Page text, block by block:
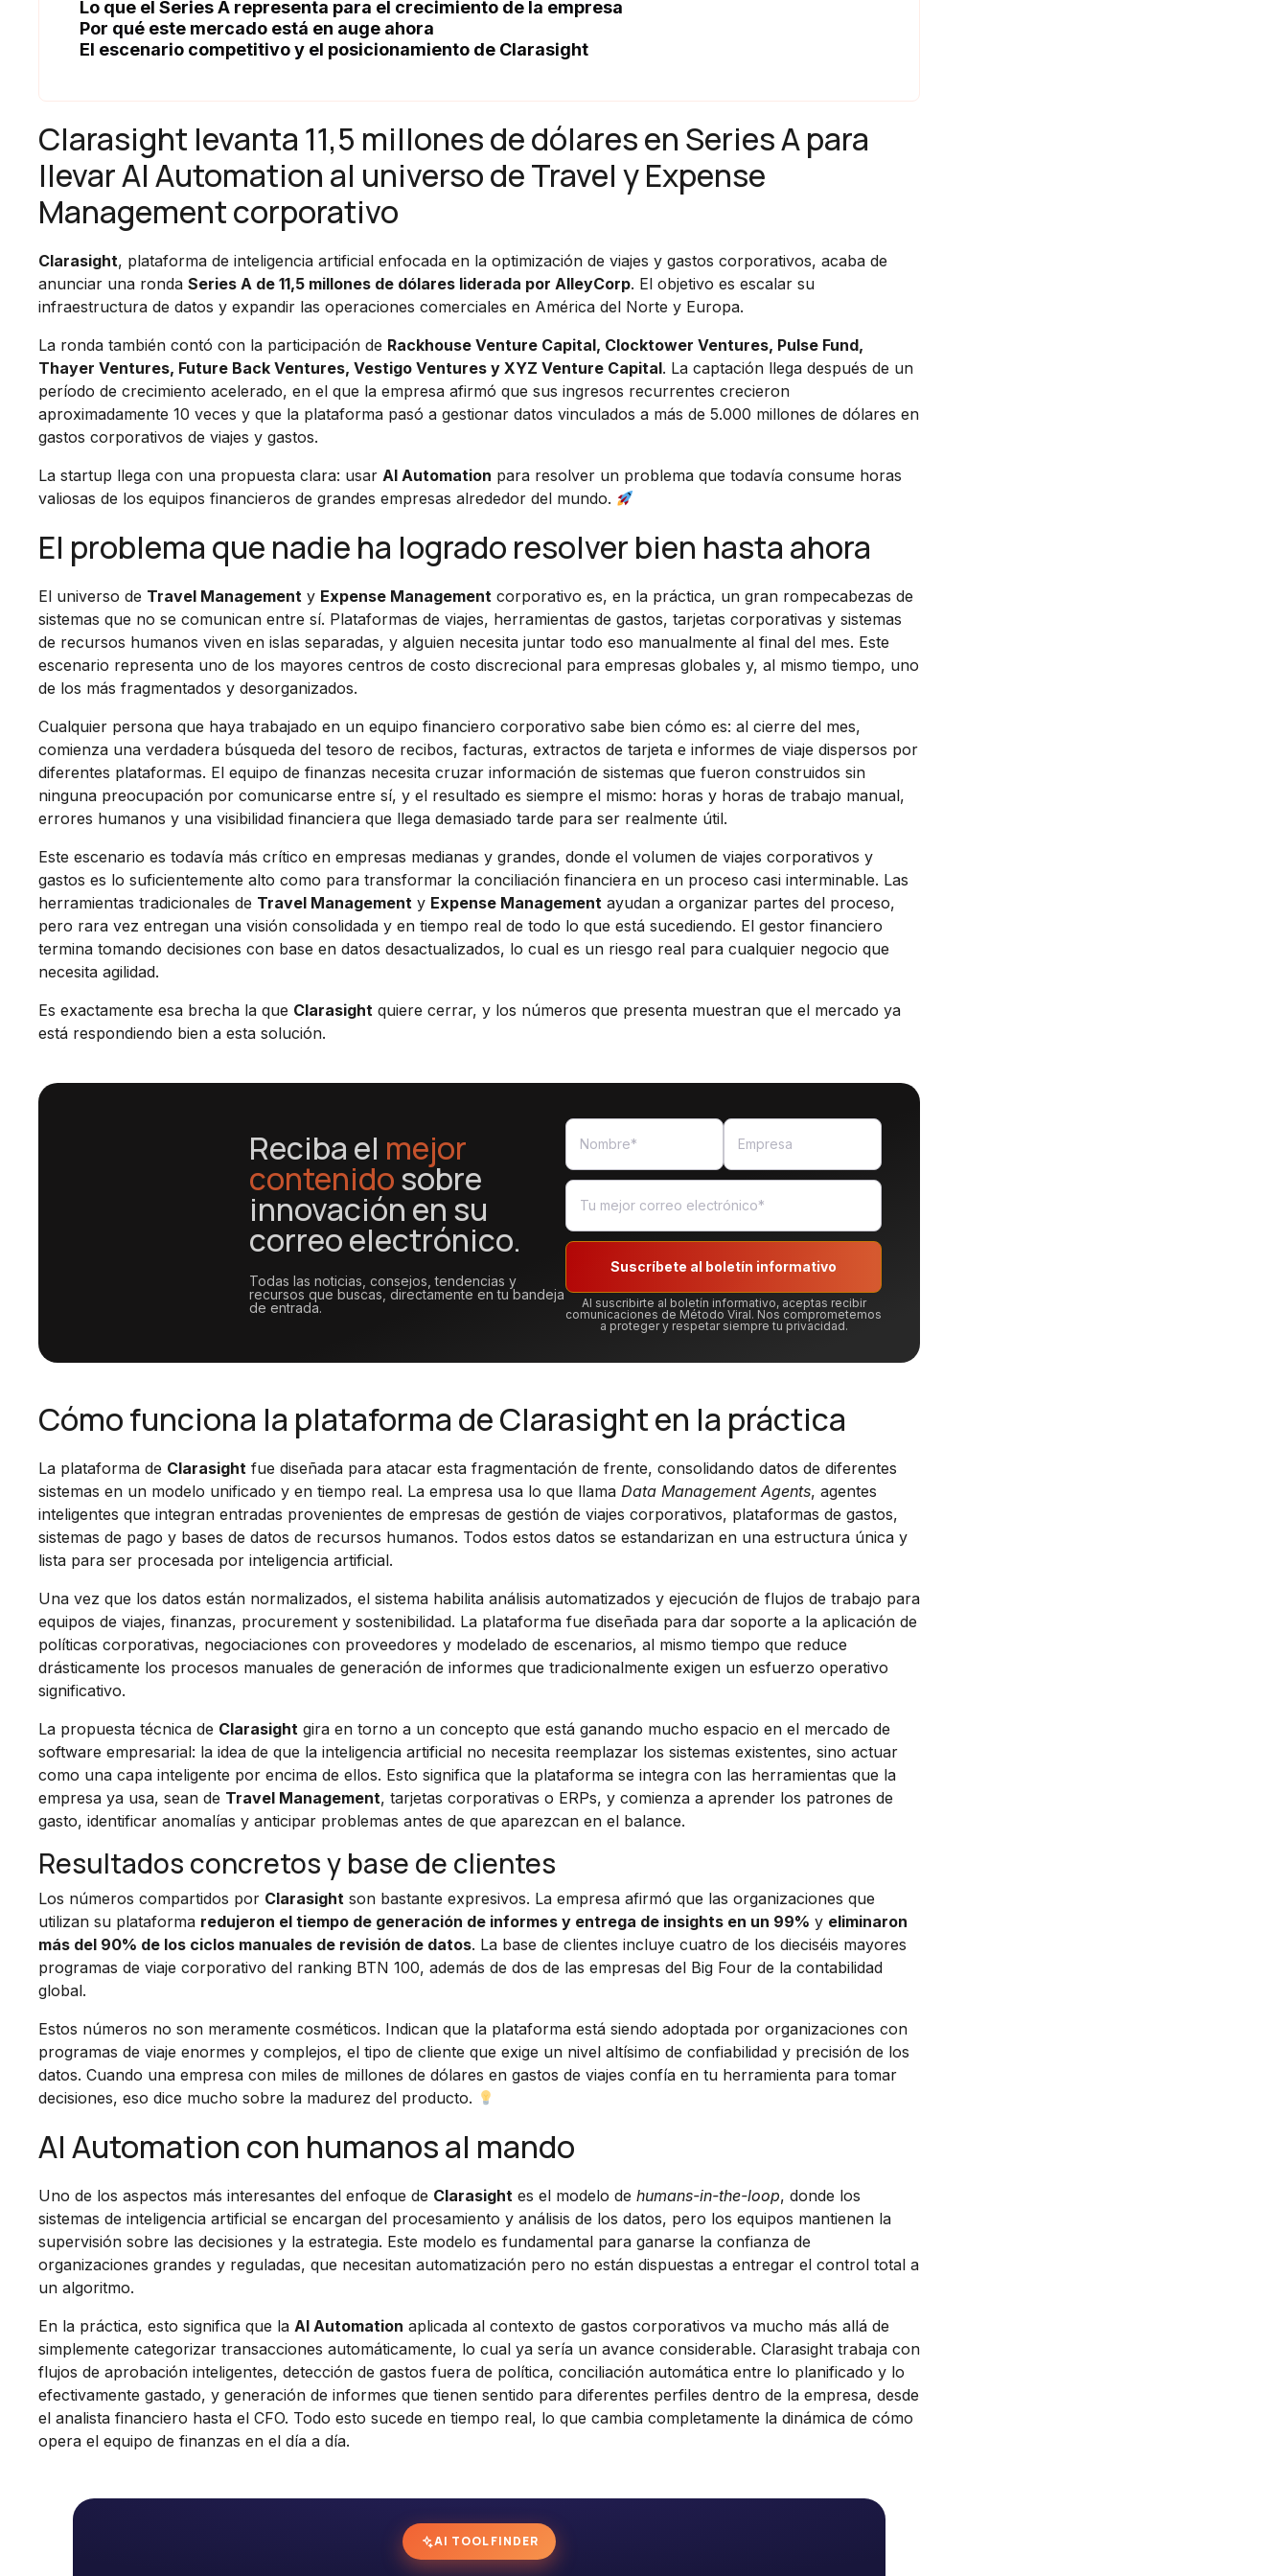
Lo que el Series A representa para el crecimiento de la empresa
Por qué este mercado está en auge ahora
El escenario competitivo y el posicionamiento de Clarasight
Clarasight levanta 11,5 millones de dólares en Series A para
llevar AI Automation al universo de Travel y Expense
Management corporativo
Clarasight, plataforma de inteligencia artificial enfocada en la optimización de viajes y gastos corporativos, acaba de
anunciar una ronda Series A de 11,5 millones de dólares liderada por AlleyCorp. El objetivo es escalar su
infraestructura de datos y expandir las operaciones comerciales en América del Norte y Europa.
La ronda también contó con la participación de Rackhouse Venture Capital, Clocktower Ventures, Pulse Fund,
Thayer Ventures, Future Back Ventures, Vestigo Ventures y XYZ Venture Capital. La captación llega después de un
período de crecimiento acelerado, en el que la empresa afirmó que sus ingresos recurrentes crecieron
aproximadamente 10 veces y que la plataforma pasó a gestionar datos vinculados a más de 5.000 millones de dólares en
gastos corporativos de viajes y gastos.
La startup llega con una propuesta clara: usar AI Automation para resolver un problema que todavía consume horas
valiosas de los equipos financieros de grandes empresas alrededor del mundo.
El problema que nadie ha logrado resolver bien hasta ahora
El universo de Travel Management y Expense Management corporativo es, en la práctica, un gran rompecabezas de
sistemas que no se comunican entre sí. Plataformas de viajes, herramientas de gastos, tarjetas corporativas y sistemas
de recursos humanos viven en islas separadas, y alguien necesita juntar todo eso manualmente al final del mes. Este
escenario representa uno de los mayores centros de costo discrecional para empresas globales y, al mismo tiempo, uno
de los más fragmentados y desorganizados.
Cualquier persona que haya trabajado en un equipo financiero corporativo sabe bien cómo es: al cierre del mes,
comienza una verdadera búsqueda del tesoro de recibos, facturas, extractos de tarjeta e informes de viaje dispersos por
diferentes plataformas. El equipo de finanzas necesita cruzar información de sistemas que fueron construidos sin
ninguna preocupación por comunicarse entre sí, y el resultado es siempre el mismo: horas y horas de trabajo manual,
errores humanos y una visibilidad financiera que llega demasiado tarde para ser realmente útil.
Este escenario es todavía más crítico en empresas medianas y grandes, donde el volumen de viajes corporativos y
gastos es lo suficientemente alto como para transformar la conciliación financiera en un proceso casi interminable. Las
herramientas tradicionales de Travel Management y Expense Management ayudan a organizar partes del proceso,
pero rara vez entregan una visión consolidada y en tiempo real de todo lo que está sucediendo. El gestor financiero
termina tomando decisiones con base en datos desactualizados, lo cual es un riesgo real para cualquier negocio que
necesita agilidad.
Es exactamente esa brecha la que Clarasight quiere cerrar, y los números que presenta muestran que el mercado ya
está respondiendo bien a esta solución.
Reciba el mejor
contenidosobre
innovación en su
correo electrónico.
Todas las noticias, consejos, tendencias y
recursos que buscas, directamente en tu bandeja
de entrada.
Suscríbete al boletín informativo
Al suscribirte al boletín informativo, aceptas recibir
comunicaciones de Método Viral. Nos comprometemos
a proteger y respetar siempre tu privacidad.
Cómo funciona la plataforma de Clarasight en la práctica
La plataforma de Clarasight fue diseñada para atacar esta fragmentación de frente, consolidando datos de diferentes
sistemas en un modelo unificado y en tiempo real. La empresa usa lo que llama Data Management Agents, agentes
inteligentes que integran entradas provenientes de empresas de gestión de viajes corporativos, plataformas de gastos,
sistemas de pago y bases de datos de recursos humanos. Todos estos datos se estandarizan en una estructura única y
lista para ser procesada por inteligencia artificial.
Una vez que los datos están normalizados, el sistema habilita análisis automatizados y ejecución de flujos de trabajo para
equipos de viajes, finanzas, procurement y sostenibilidad. La plataforma fue diseñada para dar soporte a la aplicación de
políticas corporativas, negociaciones con proveedores y modelado de escenarios, al mismo tiempo que reduce
drásticamente los procesos manuales de generación de informes que tradicionalmente exigen un esfuerzo operativo
significativo.
La propuesta técnica de Clarasight gira en torno a un concepto que está ganando mucho espacio en el mercado de
software empresarial: la idea de que la inteligencia artificial no necesita reemplazar los sistemas existentes, sino actuar
como una capa inteligente por encima de ellos. Esto significa que la plataforma se integra con las herramientas que la
empresa ya usa, sean de Travel Management, tarjetas corporativas o ERPs, y comienza a aprender los patrones de
gasto, identificar anomalías y anticipar problemas antes de que aparezcan en el balance.
Resultados concretos y base de clientes
Los números compartidos por Clarasight son bastante expresivos. La empresa afirmó que las organizaciones que
utilizan su plataforma redujeron el tiempo de generación de informes y entrega de insights en un 99% y eliminaron
más del 90% de los ciclos manuales de revisión de datos. La base de clientes incluye cuatro de los dieciséis mayores
programas de viaje corporativo del ranking BTN 100, además de dos de las empresas del Big Four de la contabilidad
global.
Estos números no son meramente cosméticos. Indican que la plataforma está siendo adoptada por organizaciones con
programas de viaje enormes y complejos, el tipo de cliente que exige un nivel altísimo de confiabilidad y precisión de los
datos. Cuando una empresa con miles de millones de dólares en gastos de viajes confía en tu herramienta para tomar
decisiones, eso dice mucho sobre la madurez del producto.
AI Automation con humanos al mando
Uno de los aspectos más interesantes del enfoque de Clarasight es el modelo de humans-in-the-loop, donde los
sistemas de inteligencia artificial se encargan del procesamiento y análisis de los datos, pero los equipos mantienen la
supervisión sobre las decisiones y la estrategia. Este modelo es fundamental para ganarse la confianza de
organizaciones grandes y reguladas, que necesitan automatización pero no están dispuestas a entregar el control total a
un algoritmo.
En la práctica, esto significa que la AI Automation aplicada al contexto de gastos corporativos va mucho más allá de
simplemente categorizar transacciones automáticamente, lo cual ya sería un avance considerable. Clarasight trabaja con
flujos de aprobación inteligentes, detección de gastos fuera de política, conciliación automática entre lo planificado y lo
efectivamente gastado, y generación de informes que tienen sentido para diferentes perfiles dentro de la empresa, desde
el analista financiero hasta el CFO. Todo esto sucede en tiempo real, lo que cambia completamente la dinámica de cómo
opera el equipo de finanzas en el día a día.
AI TOOL FINDER